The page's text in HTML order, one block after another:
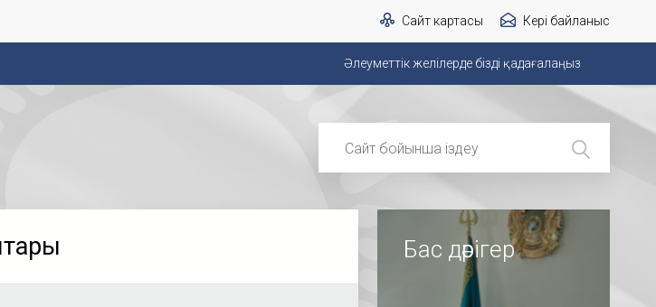
Сайт картасы Кері байланыс
Әлеуметтік желілерде бізді қадағалаңыз
Бас дәрігер